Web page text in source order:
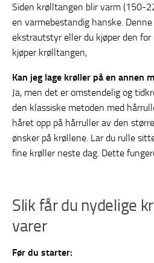
Siden krølltangen blir varm (150-
en varmebestandig hanske.
ekstrautstyr eller du kjøper den for
kjøper krølltangen,
Kan jeg lage krøller på en annen
Ja, men det er omstendelig og
den klassiske metoden med
håret opp på hårruller av den
ønsker på krøllene. Lar du rulle
fine krøller neste dag. Dette
Slik får du nydelige
varer
Før du starter: